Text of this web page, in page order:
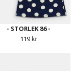
- STORLEK 86 -
119 kr